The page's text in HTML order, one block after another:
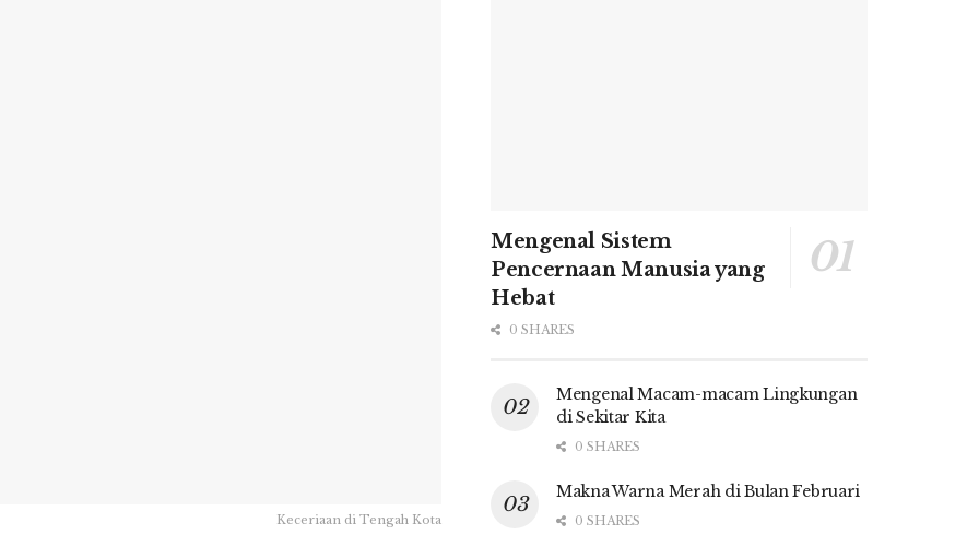
Keceriaan di Tengah Kota
Mengenal Sistem
Pencernaan Manusia yang
Hebat
0 SHARES
Mengenal Macam-macam Lingkungan
di Sekitar Kita
0 SHARES
Makna Warna Merah di Bulan Februari
0 SHARES